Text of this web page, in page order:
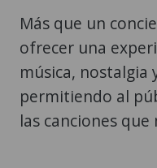
Más que un
ofrecer una
música,
permitiendo al
las canciones